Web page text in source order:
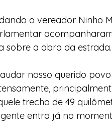
Direitos Humanos
o vereador Ninho
sobre a obra da estrada.
nosso querido
trecho de 49
entra já no